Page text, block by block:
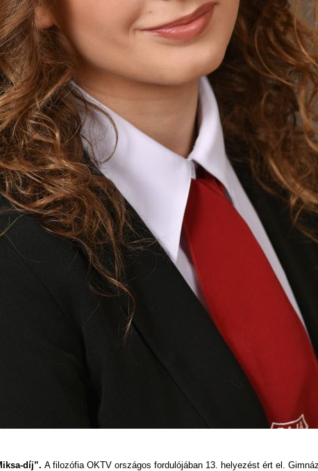
díj”. A filozófia OKTV országos fordulójában 13. helyezést ért el.